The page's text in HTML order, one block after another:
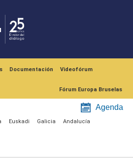
Documentación Videofórum
Fórum Europa Bruselas
Agenda
Euskadi Galicia Andalucía